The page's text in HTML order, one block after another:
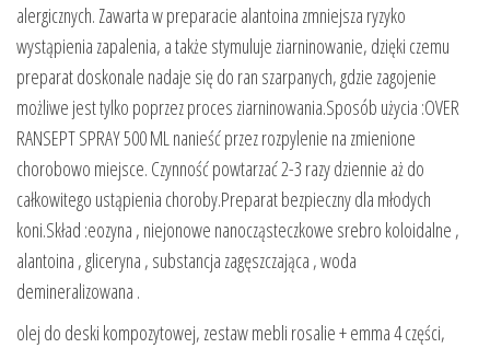
alergicznych. Zawarta w preparacie alantoina zmniejsza ryzyko
wystąpienia zapalenia, a także stymuluje ziarninowanie, dzięki czemu
preparat doskonale nadaje się do ran szarpanych, gdzie zagojenie
możliwe jest tylko poprzez proces ziarninowania.Sposób użycia :OVER
RANSEPT SPRAY 500 ML nanieść przez rozpylenie na zmienione
chorobowo miejsce. Czynność powtarzać 2-3 razy dziennie aż do
całkowitego ustąpienia choroby.Preparat bezpieczny dla młodych
koni.Skład :eozyna , niejonowe nanocząsteczkowe srebro koloidalne ,
alantoina , gliceryna , substancja zagęszczająca , woda
demineralizowana .
olej do deski kompozytowej, zestaw mebli rosalie + emma 4 części,